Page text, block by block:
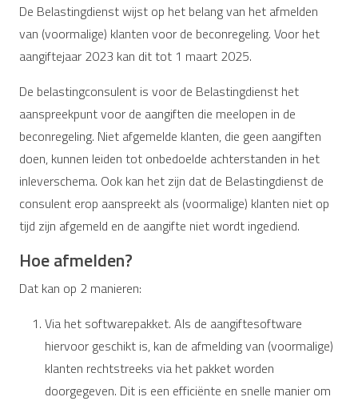
De Belastingdienst wijst op het belang van het afmelden
van (voormalige) klanten voor de beconregeling. Voor het
aangiftejaar 2023 kan dit tot 1 maart 2025.
De belastingconsulent is voor de Belastingdienst het
aanspreekpunt voor de aangiften die meelopen in de
beconregeling. Niet afgemelde klanten, die geen aangiften
doen, kunnen leiden tot onbedoelde achterstanden in het
inleverschema. Ook kan het zijn dat de Belastingdienst de
consulent erop aanspreekt als (voormalige) klanten niet op
tijd zijn afgemeld en de aangifte niet wordt ingediend.
Hoe afmelden?
Dat kan op 2 manieren:
Via het softwarepakket. Als de aangiftesoftware
hiervoor geschikt is, kan de afmelding van (voormalige)
klanten rechtstreeks via het pakket worden
doorgegeven. Dit is een efficiënte en snelle manier om